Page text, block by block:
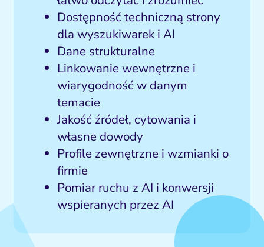
Dostępność techniczną strony
dla wyszukiwarek i AI
Dane strukturalne
Linkowanie wewnętrzne i
wiarygodność w danym
temacie
Jakość źródeł, cytowania i
własne dowody
Profile zewnętrzne i wzmianki o
firmie
Pomiar ruchu z AI i konwersji
wspieranych przez AI